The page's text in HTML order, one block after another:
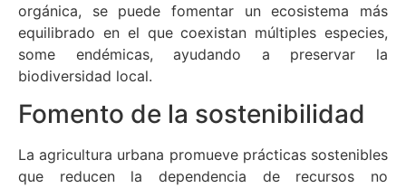
orgánica, se puede fomentar un ecosistema más
equilibrado en el que coexistan múltiples especies,
some endémicas, ayudando a preservar la
biodiversidad local.
Fomento de la sostenibilidad
La agricultura urbana promueve prácticas sostenibles
que reducen la dependencia de recursos no